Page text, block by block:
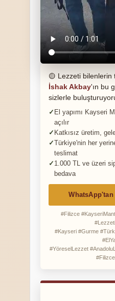
🟡 Lezzeti bilenlerin
İshak Akbay'ın bu
sizlerle
El yapımı Kayseri
açılır
Katkısız üretim,
Türkiye'nin her
teslimat
1.000 TL ve üzeri
bedava
#Filizce
#Kayseri #Gurme
#YöreselLezzet